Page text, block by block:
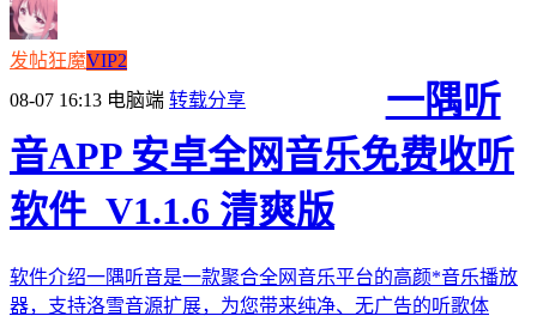
发帖狂魔VIP2
08-07 16:13 电脑端 转载分享
一隅听
音APP 安卓全网音乐免费收听
软件_V1.1.6 清爽版
软件介绍一隅听音是一款聚合全网音乐平台的高颜*音乐播放
器，支持洛雪音源扩展，为您带来纯净、无广告的听歌体